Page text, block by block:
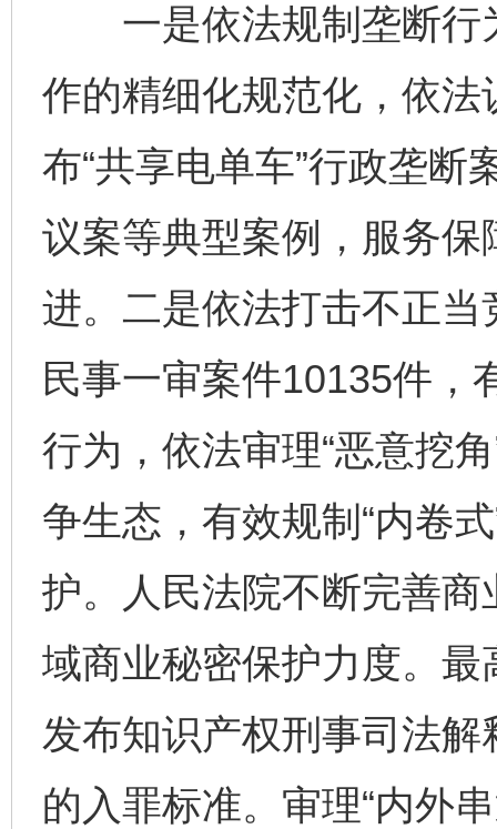
一是依法规制垄断行
作的精细化规范化，依
布“共享电单车”行政垄断
议案等典型案例，服务
进。二是依法打击不正
民事一审案件10135件，
行为，依法审理“恶意挖
争生态，有效规制“内卷
护。人民法院不断完善
域商业秘密保护力度。
发布知识产权刑事司法
的入罪标准。审理“内外